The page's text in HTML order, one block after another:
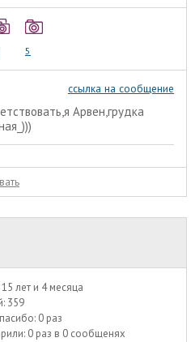
5
ссылка на сообщение
Арвен,грудка
15 лет и 4 месяца
359
0 раз
0 раз в 0 сообщенях